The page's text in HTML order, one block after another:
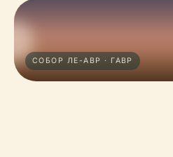
СОБОР ЛЕ-АВР · ГАВР